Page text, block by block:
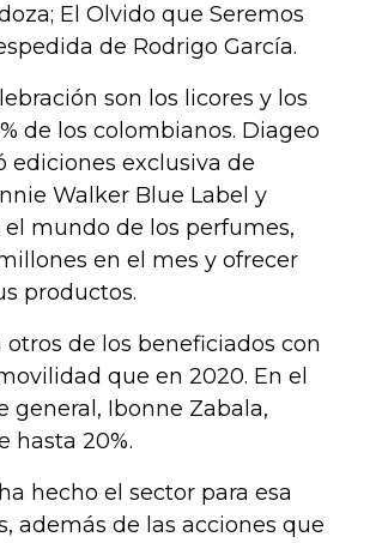
El Olvido que Seremos
de Rodrigo García.
son los licores y los
de los colombianos. Diageo
ediciones exclusiva de
Walker Blue Label y
mundo de los perfumes,
en el mes y ofrecer
productos.
de los beneficiados con
que en 2020. En el
general, Ibonne Zabala,
hasta 20%.
hecho el sector para esa
además de las acciones que